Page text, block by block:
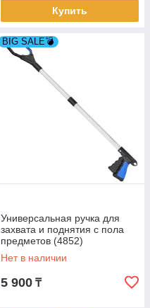
Купить
BIG SALE💣
Универсальная ручка для
захвата и поднятия с пола
предметов (4852)
Нет в наличии
5 900 ₸